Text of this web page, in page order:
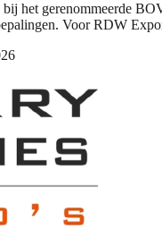
het gerenommeerde
Voor RDW